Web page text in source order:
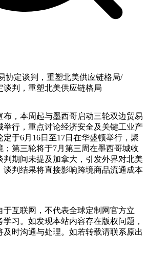
协定谈判，重塑北美供应链格局/
谈判，重塑北美供应链格局
布，本周起与墨西哥启动三轮双边贸易
举行，重点讨论经济安全及关键工业产
于6月16日至17日在华盛顿举行，聚
第三轮将于7月第三周在墨西哥城收
判期间未提及加拿大，引发外界对北美
谈判结果将直接影响跨境商品流通成本
于互联网，不代表全球定制网官方立
习。如发现本站内容存在版权问题，
时沟通与处理。如若转载请联系原出